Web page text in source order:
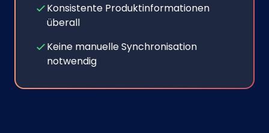
Konsistente Produktinformationen
überall
Keine manuelle Synchronisation
notwendig